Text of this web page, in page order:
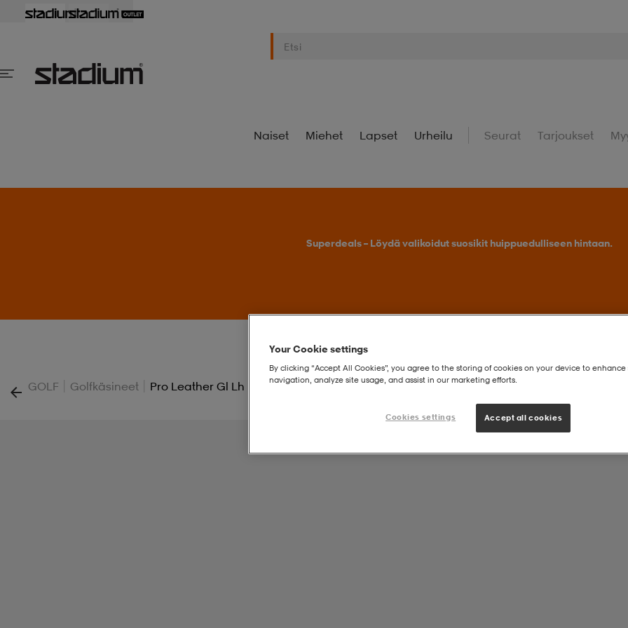
Naiset Miehet Lapset Urheilu Seurat Tarjoukset
Superdeals – Löydä valikoidut suosikit huippuedulliseen hintaan.
GOLF | Golfkäsineet | Pro Leather Gl Lh
Your Cookie settings
By clicking “Accept All Cookies”, you agree to the storing of cookies on your device to enhance
navigation, analyze site usage, and assist in our marketing efforts.
Cookies settings Accept all cookies